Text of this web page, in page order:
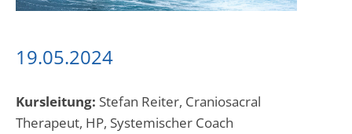
19.05.2024
Kursleitung: Stefan Reiter, Craniosacral
Therapeut, HP, Systemischer Coach